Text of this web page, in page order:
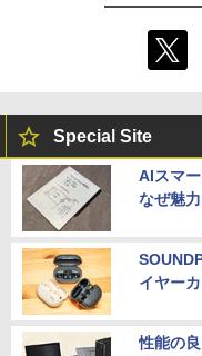
Special Site
AIスマ
なぜ魅
イヤー
性能の